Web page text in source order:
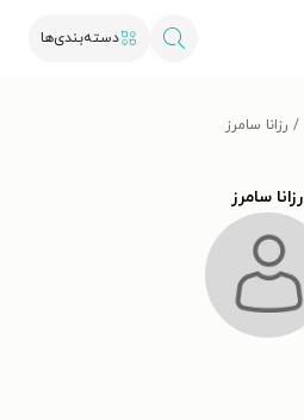
دسته‌بندی‌ها
رزانا سامرز
رزانا سامرز